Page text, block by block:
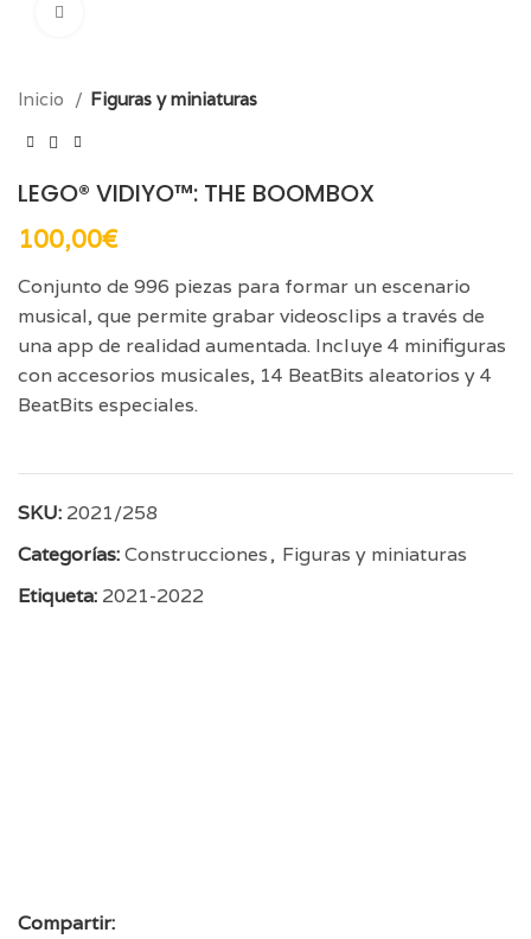
Inicio Figuras y miniaturas
LEGO® VIDIYO™: THE BOOMBOX
100,00€
Conjunto de 996 piezas para formar un escenario
musical, que permite grabar videosclips a través de
una app de realidad aumentada. Incluye 4 minifiguras
con accesorios musicales, 14 BeatBits aleatorios y 4
BeatBits especiales.
SKU: 2021/258
Categorías:Construcciones, Figuras y miniaturas
Etiqueta: 2021-2022
Compartir: